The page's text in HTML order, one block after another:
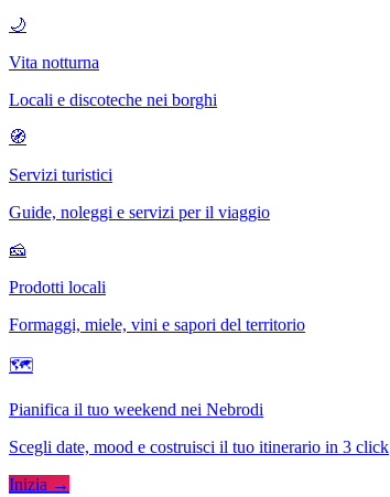
🌙
Vita notturna
Locali e discoteche nei borghi
🧭
Servizi turistici
Guide, noleggi e servizi per il viaggio
🧀
Prodotti locali
Formaggi, miele, vini e sapori del territorio
🗺
Pianifica il tuo weekend nei Nebrodi
Scegli date, mood e costruisci il tuo itinerario in 3 click
Inizia →